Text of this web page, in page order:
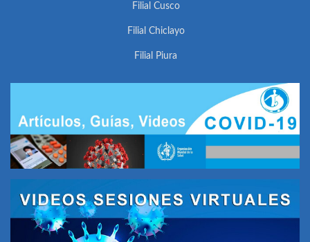
Filial Cusco
Filial Chiclayo
Filial Piura